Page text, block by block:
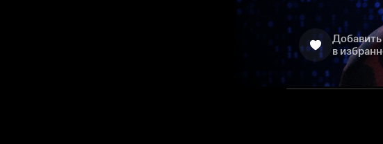
Добавить
в